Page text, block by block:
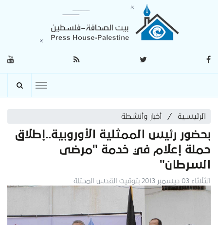
الرئيسية أخبار وأنشطة
بحضور رئيس الممثلية الأوروبية..إطلاق
حملة إعلام في خدمة "مرضى
السرطان"
الثلاثاء 03 ديسمبر 2013 بتوقيت القدس المحتلة